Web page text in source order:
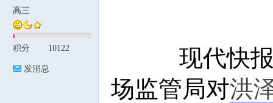
高三
积分 10122
发消息
现代快报
场监管局对洪